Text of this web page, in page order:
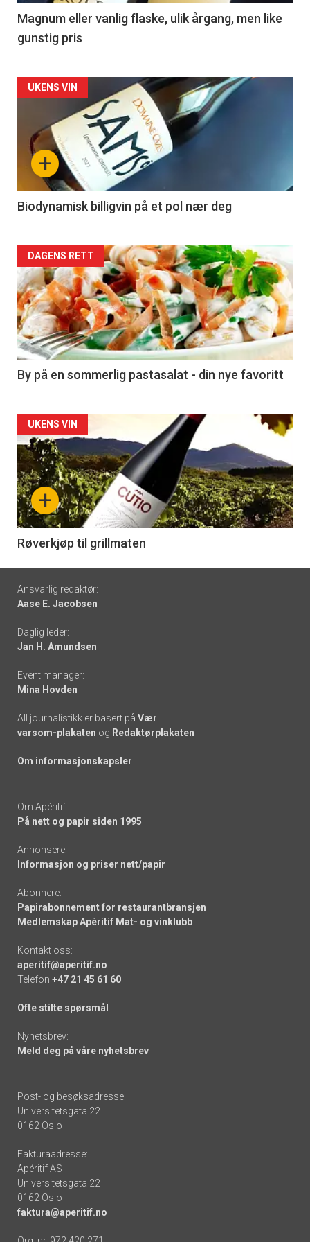
3
Magnum eller vanlig flaske, ulik årgang, men like
gunstig pris
Forsiden
akkurat
nå
4
+
UKENS VIN
Biodynamisk billigvin på et pol nær deg
Forsiden
akkurat
nå
-
5
DAGENS RETT
By på en sommerlig pastasalat - din nye favoritt
Forsiden
akkurat
nå
-
6
+
UKENS VIN
Røverkjøp til grillmaten
Footer
-
links
Ansvarlig redaktør:
Aase E. Jacobsen
Daglig leder:
Jan H. Amundsen
Event manager:
Mina Hovden
All journalistikk er basert på Vær
varsom-plakaten og Redaktørplakaten
Om informasjonskapsler
Om Apéritif:
På nett og papir siden 1995
Annonsere:
Informasjon og priser nett/papir
Abonnere:
Papirabonnement for restaurantbransjen
Medlemskap Apéritif Mat- og vinklubb
Kontakt oss:
aperitif@aperitif.no
Telefon +47 21 45 61 60
Ofte stilte spørsmål
Nyhetsbrev:
Meld deg på våre nyhetsbrev
Post- og besøksadresse:
Universitetsgata 22
0162 Oslo
Fakturaadresse:
Apéritif AS
Universitetsgata 22
0162 Oslo
faktura@aperitif.no